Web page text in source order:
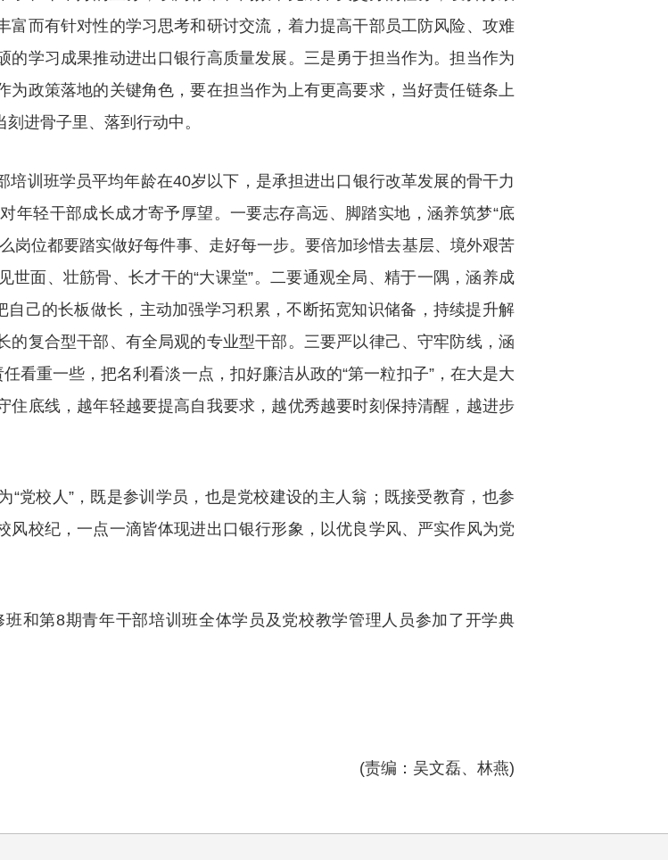
而有针对性的学习思考和研讨交流，着力提高干部员工防风险、攻难
学习成果推动进出口银行高质量发展。三是勇于担当作为。担当作为
为政策落地的关键角色，要在担当作为上有更高要求，当好责任链条上
进骨子里、落到行动中。
训班学员平均年龄在40岁以下，是承担进出口银行改革发展的骨干力
年轻干部成长成才寄予厚望。一要志存高远、脚踏实地，涵养筑梦“底
岗位都要踏实做好每件事、走好每一步。要倍加珍惜去基层、境外艰苦
面、壮筋骨、长才干的“大课堂”。二要通观全局、精于一隅，涵养成
自己的长板做长，主动加强学习积累，不断拓宽知识储备，持续提升解
复合型干部、有全局观的专业型干部。三要严以律己、守牢防线，涵
看重一些，把名利看淡一点，扣好廉洁从政的“第一粒扣子”，在大是大
底线，越年轻越要提高自我要求，越优秀越要时刻保持清醒，越进步
党校人”，既是参训学员，也是党校建设的主人翁；既接受教育，也参
校纪，一点一滴皆体现进出口银行形象，以优良学风、严实作风为党
和第8期青年干部培训班全体学员及党校教学管理人员参加了开学典
(责编：吴文磊、林燕)